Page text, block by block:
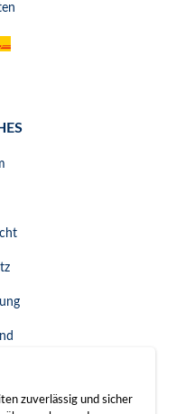
zuverlässig und sicher